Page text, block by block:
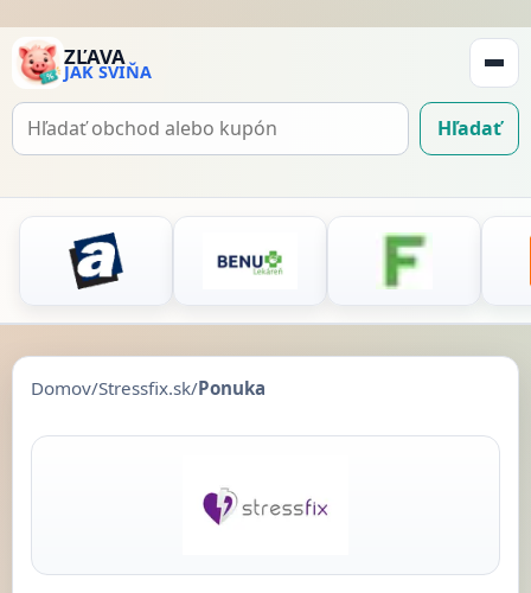
ZĽAVA
JAK SVIŇA
Hľadať
Hľadať
Domov/Stressfix.sk/Ponuka